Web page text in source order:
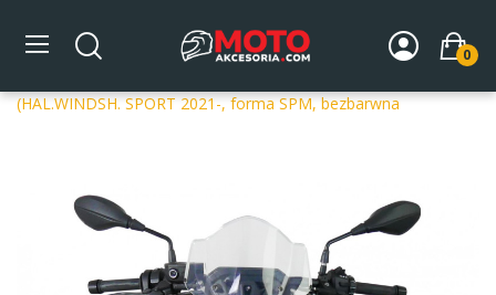
0
Strona główna DLA MOTOCYKLA Szyby
Szyby
(HAL.WINDSH. SPORT 2021-, forma SPM, bezbarwna